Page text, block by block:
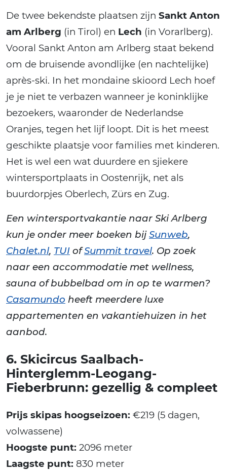
De twee bekendste plaatsen zijn Sankt Anton
am Arlberg (in Tirol) en Lech (in Vorarlberg).
Vooral Sankt Anton am Arlberg staat bekend
om de bruisende avondlijke (en nachtelijke)
après-ski. In het mondaine skioord Lech hoef
je je niet te verbazen wanneer je koninklijke
bezoekers, waaronder de Nederlandse
Oranjes, tegen het lijf loopt. Dit is het meest
geschikte plaatsje voor families met kinderen.
Het is wel een wat duurdere en sjiekere
wintersportplaats in Oostenrijk, net als
buurdorpjes Oberlech, Zürs en Zug.
Een wintersportvakantie naar Ski Arlberg
kun je onder meer boeken bijSunweb,
Chalet.nl, TUI ofSummit travel. Op zoek
naar een accommodatie met wellness,
sauna of bubbelbad om in op te warmen?
Casamundo heeft meerdere luxe
appartementen en vakantiehuizen in het
aanbod.
6. Skicircus Saalbach-
Hinterglemm-Leogang-
Fieberbrunn: gezellig & compleet
Prijs skipas hoogseizoen: €219 (5 dagen,
volwassene)
Hoogste punt: 2096 meter
Laagste punt: 830 meter